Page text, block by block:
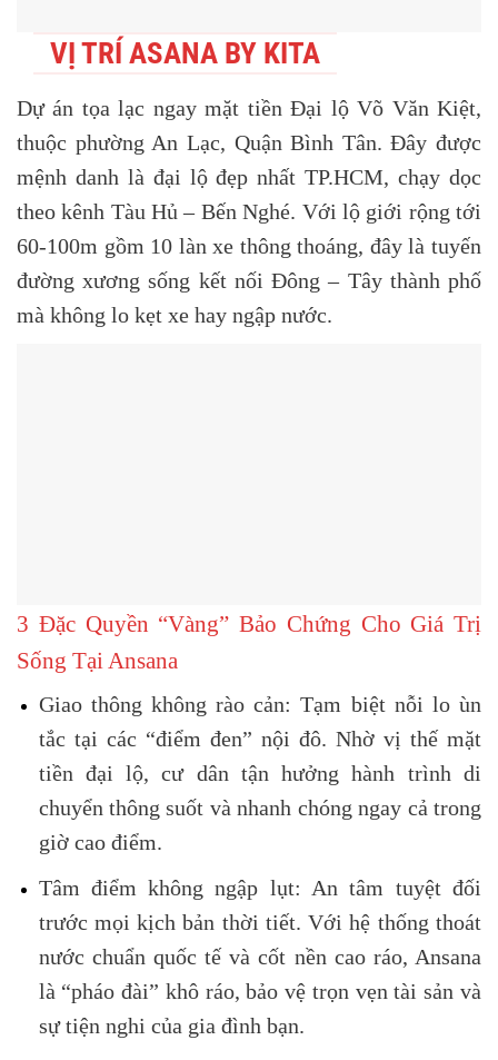
VỊ TRÍ ASANA BY KITA
Dự án tọa lạc ngay mặt tiền Đại lộ Võ Văn Kiệt,
thuộc phường An Lạc, Quận Bình Tân. Đây được
mệnh danh là đại lộ đẹp nhất TP.HCM, chạy dọc
theo kênh Tàu Hủ – Bến Nghé. Với lộ giới rộng tới
60-100m gồm 10 làn xe thông thoáng, đây là tuyến
đường xương sống kết nối Đông – Tây thành phố
mà không lo kẹt xe hay ngập nước.
3 Đặc Quyền “Vàng” Bảo Chứng Cho Giá Trị
Sống Tại Ansana
Giao thông không rào cản: Tạm biệt nỗi lo ùn
tắc tại các “điểm đen” nội đô. Nhờ vị thế mặt
tiền đại lộ, cư dân tận hưởng hành trình di
chuyển thông suốt và nhanh chóng ngay cả trong
giờ cao điểm.
Tâm điểm không ngập lụt: An tâm tuyệt đối
trước mọi kịch bản thời tiết. Với hệ thống thoát
nước chuẩn quốc tế và cốt nền cao ráo, Ansana
là “pháo đài” khô ráo, bảo vệ trọn vẹn tài sản và
sự tiện nghi của gia đình bạn.